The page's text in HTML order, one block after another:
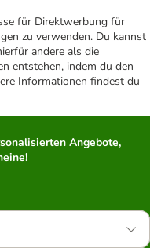
für Direktwerbung für
zu verwenden. Du kannst
andere als die
entstehen, indem du den
Informationen findest du
Angebote,